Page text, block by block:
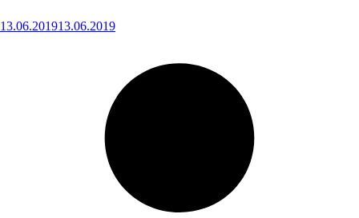
13.06.201913.06.2019